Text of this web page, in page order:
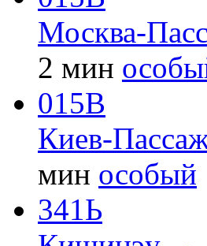
Москва-
2 мин
015В
Киев-
мин особый
341Ь